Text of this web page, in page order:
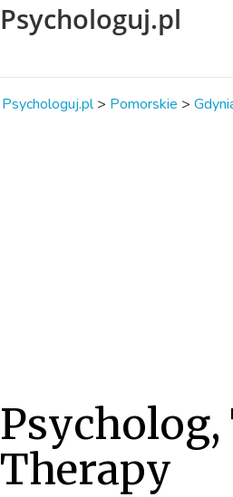
Psychologuj.pl
Psychologuj.pl > Pomorskie >
Therapy